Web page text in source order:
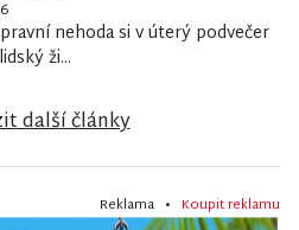
nehoda si v úterý podvečer
ži...
další články
Reklama • Koupit reklamu